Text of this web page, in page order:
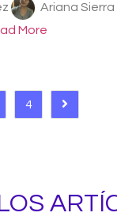
Ariana
More
4